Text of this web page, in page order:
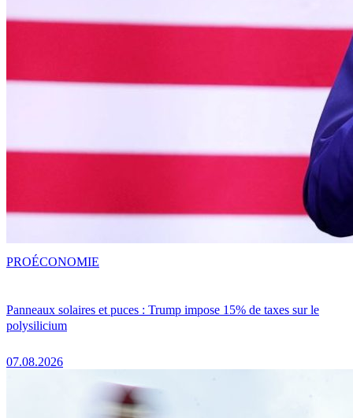
Panneaux solaires et puces : Trump impose 15% de taxes sur le
polysilicium
07.08.2026
PROÉCONOMIE